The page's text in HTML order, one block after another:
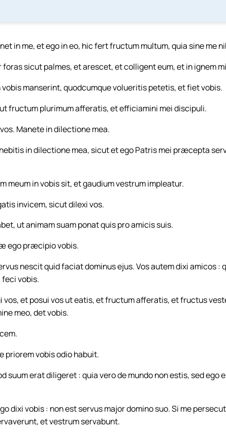
in me, et ego in eo, hic fert fructum multum, quia sine me
sicut palmes, et arescet, et colligent eum, et in ignem
vobis manserint, quodcumque volueritis petetis, et fiet vobis.
fructum plurimum afferatis, et efficiamini mei discipuli.
Manete in dilectione mea.
in dilectione mea, sicut et ego Patris mei præcepta
meum in vobis sit, et gaudium vestrum impleatur.
invicem, sicut dilexi vos.
ut animam suam ponat quis pro amicis suis.
ego præcipio vobis.
nescit quid faciat dominus ejus. Vos autem dixi amicos :
vobis.
vos, et posui vos ut eatis, et fructum afferatis, et fructus
meo, det vobis.
priorem vobis odio habuit.
suum erat diligeret : quia vero de mundo non estis, sed ego
dixi vobis : non est servus major domino suo. Si me
et vestrum servabunt.